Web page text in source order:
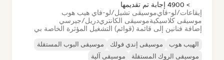
> 4900 إجابة تم تقديمها
إيقاعات/لو-فايموسيقى تشيل/لو-فاي هيب هوب
موسيقى كلاسيكيةموسيقى الكانتريدريل/جيرسي
إضافة فنانين إلى قائمة (قوائم) التشغيل المؤثرة الخاصة بي
الهيب هوب موسيقى إندي فولك
موسيقى البوب المستقلة
موسيقى الروك المستقلة
موسيقى آلية